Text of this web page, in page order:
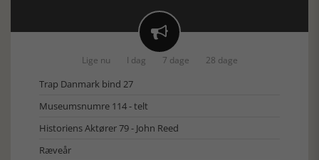

Lige nu I dag 7 dage 28 dage
Trap Danmark bind 27
Museumsnumre 114 - telt
Historiens Aktører 79 - John Reed
Ræveår